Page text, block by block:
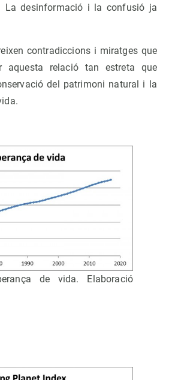
La desinformació i la confusió ja
contradiccions i miratges que
aquesta relació tan estreta que
del patrimoni natural i la
de vida. Elaboració